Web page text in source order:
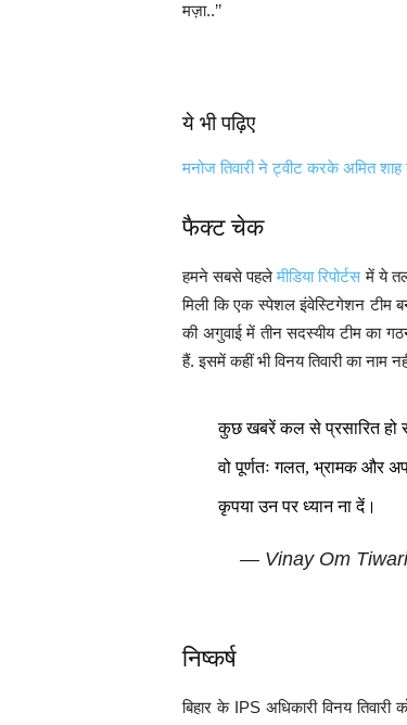
मज़ा..’’
ये भी पढ़िए
मनोज तिवारी ने ट्वीट करके अमित
फैक्ट चेक
हमने सबसे पहलेमीडिया रिपोर्टसमें ये
मिली कि एक स्पेशल इंवेस्टिगेशन टीम
की अगुवाई में तीन सदस्यीय टीम का
हैं. इसमें कहीं भी विनय तिवारी का नाम
कुछ खबरें कल से प्रसारित हो
वो पूर्णतः गलत, भ्रामक और
कृपया उन पर ध्यान ना दें।
— Vinay Om Tiwari
निष्कर्ष
बिहार के IPS अधिकारी विनय